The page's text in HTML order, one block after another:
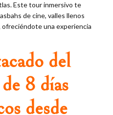
Este tour inmersivo te
de cine, valles llenos
una experiencia
del
8 días
desde